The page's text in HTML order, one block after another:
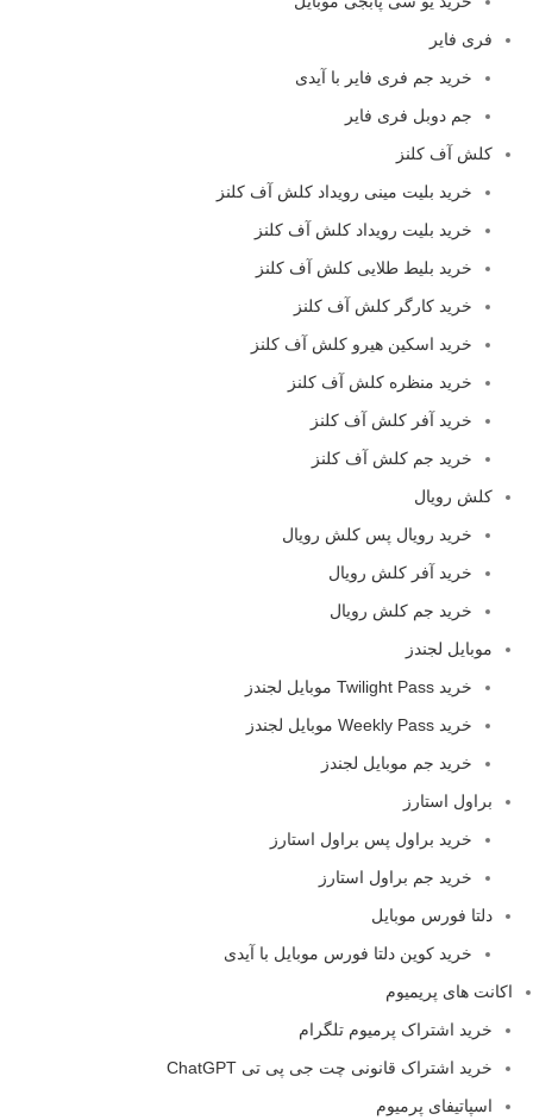
فری فایر
خرید جم فری فایر با آیدی
جم دوبل فری فایر
کلش آف کلنز
خرید بلیت مینی رویداد کلش آف کلنز
خرید بلیت رویداد کلش آف کلنز
خرید بلیط طلایی کلش آف کلنز
خرید کارگر کلش آف کلنز
خرید اسکین هیرو کلش آف کلنز
خرید منظره کلش آف کلنز
خرید آفر کلش آف کلنز
خرید جم کلش آف کلنز
کلش رویال
خرید رویال پس کلش رویال
خرید آفر کلش رویال
خرید جم کلش رویال
موبایل لجندز
خرید Twilight Pass موبایل لجندز
خرید Weekly Pass موبایل لجندز
خرید جم موبایل لجندز
براول استارز
خرید براول پس براول استارز
خرید جم براول استارز
دلتا فورس موبایل
خرید کوین دلتا فورس موبایل با آیدی
اکانت های پریمیوم
خرید اشتراک پرمیوم تلگرام
خرید اشتراک قانونی چت جی پی تی ChatGPT
اسپاتیفای پرمیوم